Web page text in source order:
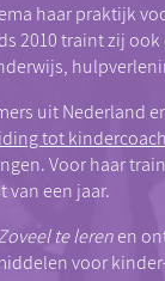
haar praktijk
2010 traint zij
uit Nederland
tot kindercoach
Voor haar
van een jaar.
te lerenen
voor